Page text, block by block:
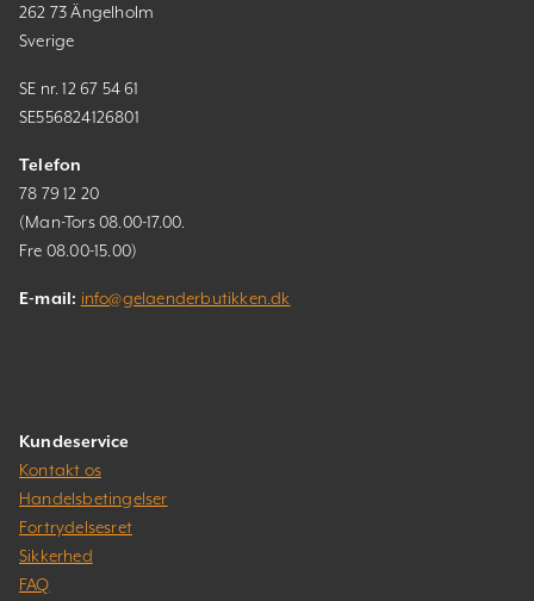
262 73 Ängelholm
Sverige
SE nr. 12 67 54 61
SE556824126801
Telefon
78 79 12 20
(Man-Tors 08.00-17.00.
Fre 08.00-15.00)
E-mail: info@gelaenderbutikken.dk
Kundeservice
Kontakt os
Handelsbetingelser
Fortrydelsesret
Sikkerhed
FAQ